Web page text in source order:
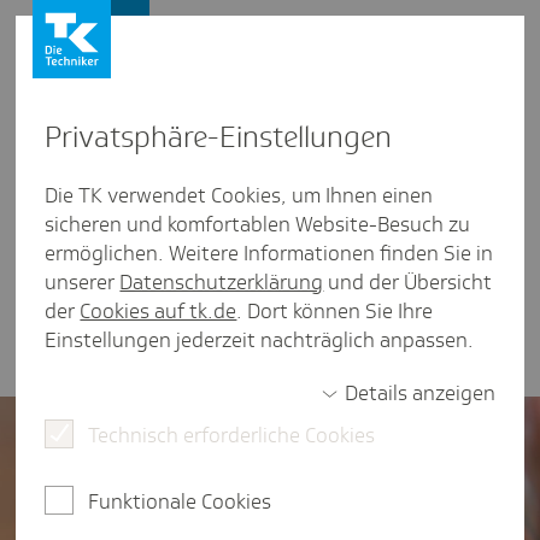
TK spezial
Unser gesundheitspolitischer Newsletter TK
spezial informiert Sie über aktuelle gesundheits-
und sozialpolitische Themen aus Rheinland-Pfalz.
TK spezial erscheint einmal pro Quartal.
Privat­sphäre-Einstel­lungen
Die TK verwendet Cookies, um Ihnen einen
sicheren und komfortablen Website-Besuch zu
ermöglichen. Weitere Informationen finden Sie in
unserer Datenschutzerklärung und der Übersicht
der Cookies auf tk.de. Dort können Sie Ihre
Einstellungen jederzeit nachträglich anpassen.
Details anzeigen
Technisch erforderliche Cookies
Funktionale Cookies